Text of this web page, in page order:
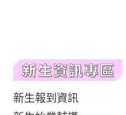
新生報到資訊